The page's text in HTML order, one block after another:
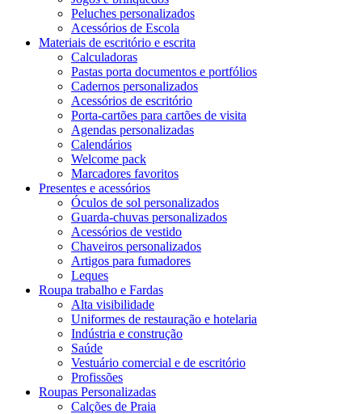
Peluches personalizados
Acessórios de Escola
Materiais de escritório e escrita
Calculadoras
Pastas porta documentos e portfólios
Cadernos personalizados
Acessórios de escritório
Porta-cartões para cartões de visita
Agendas personalizadas
Calendários
Welcome pack
Marcadores favoritos
Presentes e acessórios
Óculos de sol personalizados
Guarda-chuvas personalizados
Acessórios de vestido
Chaveiros personalizados
Artigos para fumadores
Leques
Roupa trabalho e Fardas
Alta visibilidade
Uniformes de restauração e hotelaria
Indústria e construção
Saúde
Vestuário comercial e de escritório
Profissões
Roupas Personalizadas
Calções de Praia